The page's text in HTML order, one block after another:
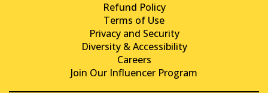
Refund Policy
Terms of Use
Privacy and Security
Diversity & Accessibility
Careers
Join Our Influencer Program